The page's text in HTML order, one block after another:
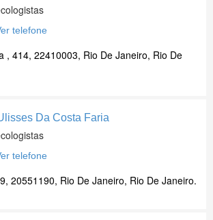
telefone
, 414, 22410003, Rio De Janeiro, Rio De
Da Costa Faria
telefone
20551190, Rio De Janeiro, Rio De Janeiro.